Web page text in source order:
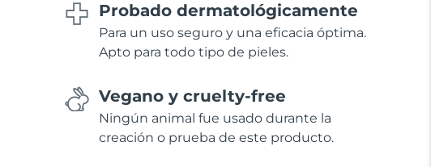
Probado dermatológicamente
Para un uso seguro y una eficacia óptima.
Apto para todo tipo de pieles.
Vegano y cruelty-free
Ningún animal fue usado durante la
creación o prueba de este producto.